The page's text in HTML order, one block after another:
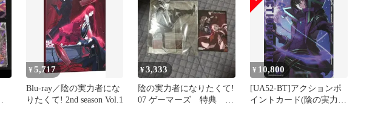
¥5,717
Blu-ray／陰の実力者にな
りたくて! 2nd season Vol.1
¥3,333
陰の実力者になりたくて!
07 ゲーマーズ 特典 ア
¥ 10,800
[UA52-BT]アクションポ
イントカード(陰の実力者